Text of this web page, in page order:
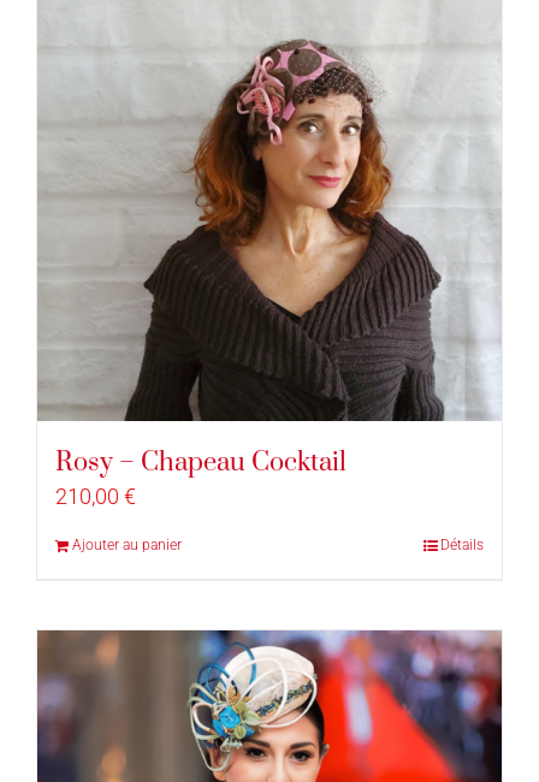
Rosy – Chapeau Cocktail
210,00 €
Ajouter au panier Détails